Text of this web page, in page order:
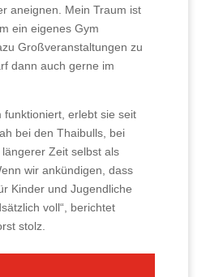
aneignen. Mein Traum ist
ein eigenes Gym
Großveranstaltungen zu
dann auch gerne im
funktioniert, erlebt sie seit
bei den Thaibulls, bei
Zeit selbst als
wir ankündigen, dass
Kinder und Jugendliche
voll“, berichtet
stolz.